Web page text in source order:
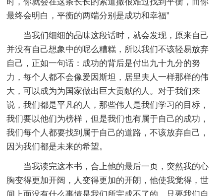
最终会明白，平衡的两端分别是成功和幸福”
当我们细细的品味这段话时，就会发现，原来自己
并没有自己想象中的呢么糟糕，所以我们不该轻易放弃
自己，正如一句话：成功的背后是付出九十九分的努
力，每个人都不会像爱因斯坦，居里夫人一样那样的伟
大，可以成为为国家做出巨大贡献的人。对于我们来
说，我们都是平凡的人，那些伟人是我们学习的目标，
我们要以他们为榜样，但是我们也有属于自己的成功，
我们每个人都要找到属于自己的道路，不该放弃自己，
因为我们都是未来的希望。
当我读完这本书，合上他的最后一页，突然我的心
胸变得更加开阔，人变得更加的开朗，他使我觉得，世
间上面没有什么事情是我们所完成不了的，只要我们自